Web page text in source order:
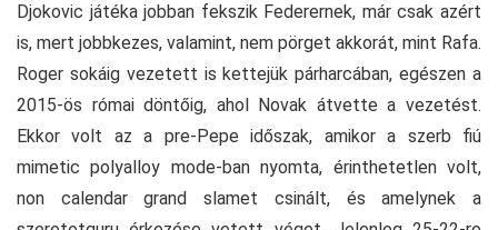
Djokovic játéka jobban fekszik Federernek, már csak azért
is, mert jobbkezes, valamint, nem pörget akkorát, mint Rafa.
Roger sokáig vezetett is kettejük párharcában, egészen a
2015-ös római döntőig, ahol Novak átvette a vezetést.
Ekkor volt az a pre-Pepe időszak, amikor a szerb fiú
mimetic polyalloy mode-ban nyomta, érinthetetlen volt,
non calendar grand slamet csinált, és amelynek a